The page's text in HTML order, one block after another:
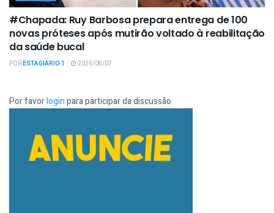
#Chapada: Ruy Barbosa prepara entrega de 100
novas próteses após mutirão voltado à reabilitação
da saúde bucal
PORESTAGIÁRIO 1 2026/08/07
Por favorloginpara participar da discussão